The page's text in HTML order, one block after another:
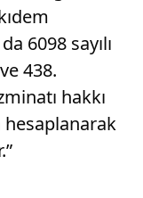
6098 sayılı
438.
hakkı
hesaplanarak